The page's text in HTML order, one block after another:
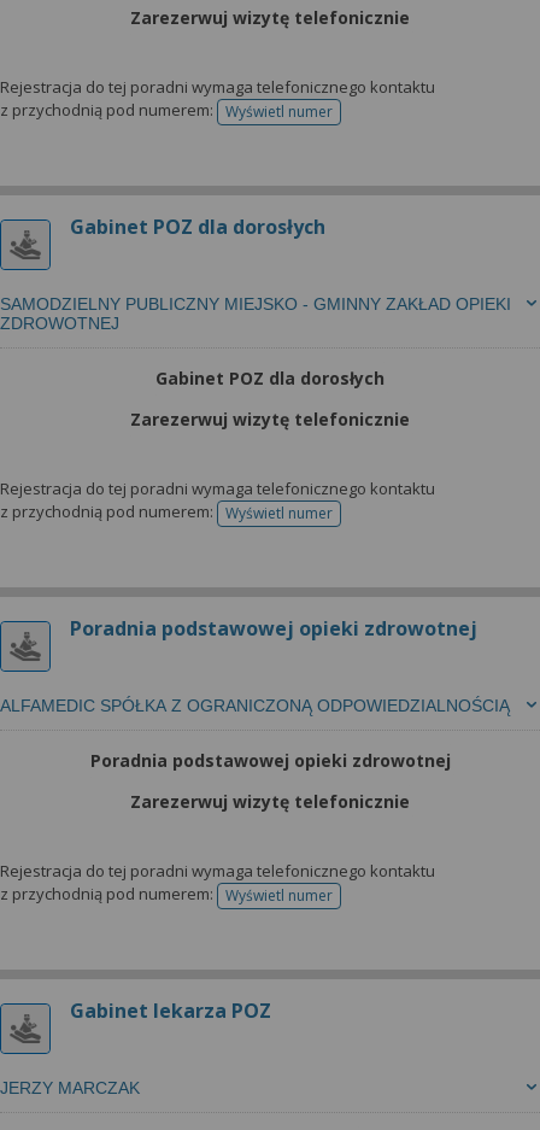
Zarezerwuj wizytę telefonicznie
Rejestracja do tej poradni wymaga telefonicznego kontaktu
z przychodnią pod numerem:
Wyświetl numertelefonu do rejestracji
Gabinet POZ dla dorosłych
SAMODZIELNY PUBLICZNY MIEJSKO - GMINNY ZAKŁAD OPIEKI
ZDROWOTNEJ
Gabinet POZ dla dorosłych
Zarezerwuj wizytę telefonicznie
Rejestracja do tej poradni wymaga telefonicznego kontaktu
z przychodnią pod numerem:
Wyświetl numertelefonu do rejestracji
Poradnia podstawowej opieki zdrowotnej
ALFAMEDIC SPÓŁKA Z OGRANICZONĄ ODPOWIEDZIALNOŚCIĄ
Poradnia podstawowej opieki zdrowotnej
Zarezerwuj wizytę telefonicznie
Rejestracja do tej poradni wymaga telefonicznego kontaktu
z przychodnią pod numerem:
Wyświetl numertelefonu do rejestracji
Gabinet lekarza POZ
JERZY MARCZAK